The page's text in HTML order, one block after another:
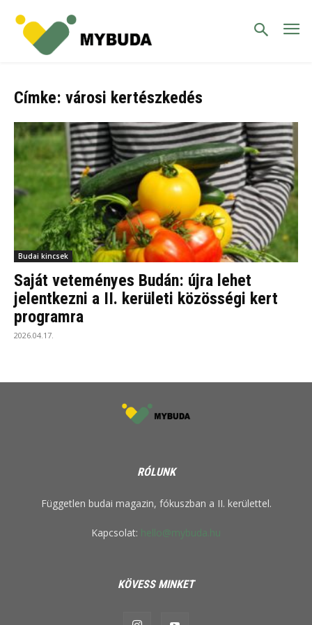
Címke: városi kertészkedés
Budai kincsek
Saját veteményes Budán: újra lehet
jelentkezni a II. kerületi közösségi kert
programra
2026.04.17.
RÓLUNK
Független budai magazin, fókuszban a II. kerülettel.
Kapcsolat: hello@mybuda.hu
KÖVESS MINKET